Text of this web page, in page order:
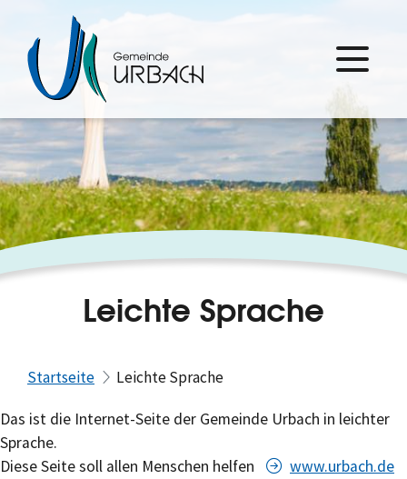
Leichte Sprache
Startseite Leichte Sprache
Das ist die Internet-Seite der Gemeinde Urbach in leichter
Sprache.
Diese Seite soll allen Menschen helfen
www.urbach.de